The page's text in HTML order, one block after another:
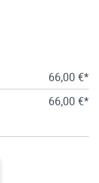
66,00 €*
66,00 €*